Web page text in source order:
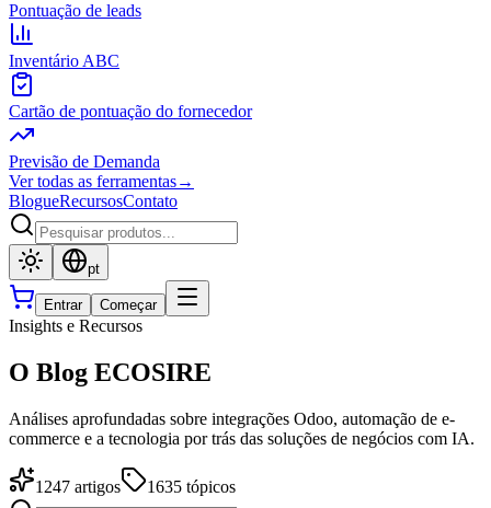
Pontuação de leads
Inventário ABC
Cartão de pontuação do fornecedor
Previsão de Demanda
Ver todas as ferramentas→
BlogueRecursosContato
pt
Entrar Começar
Insights e Recursos
O Blog ECOSIRE
Análises aprofundadas sobre integrações Odoo, automação de e-
commerce e a tecnologia por trás das soluções de negócios com IA.
1247 artigos 1635 tópicos